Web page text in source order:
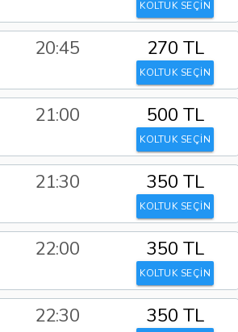
KOLTUK SEÇİN
20:45 270 TL
KOLTUK SEÇİN
21:00 500 TL
KOLTUK SEÇİN
21:30 350 TL
KOLTUK SEÇİN
22:00 350 TL
KOLTUK SEÇİN
22:30 350 TL